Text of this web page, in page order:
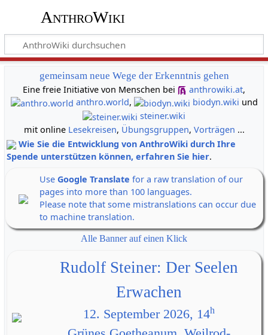
AnthroWiki
gemeinsam neue Wege der Erkenntnis gehen
Eine freie Initiative von Menschen bei
anthrowiki.at,
anthro.world, biodyn.wiki und
steiner.wiki
mit online Lesekreisen, Übungsgruppen, Vorträgen ...
Wie Sie die Entwicklung von AnthroWiki durch Ihre
Spende unterstützen können, erfahren Sie hier.
Use Google Translate for a raw translation of our
pages into more than 100 languages.
Please note that some mistranslations can occur due
to machine translation.
Alle Banner auf einen Klick
Rudolf Steiner: Der Seelen
Erwachen
12. September 2026, 14h